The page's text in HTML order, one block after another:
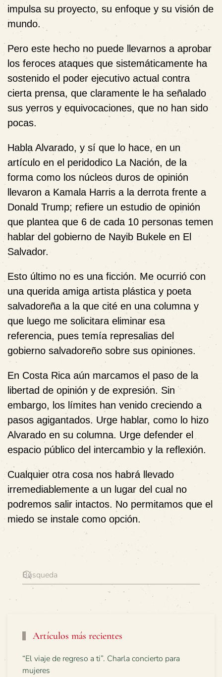
impulsa su proyecto, su enfoque y su visión de
mundo.
Pero este hecho no puede llevarnos a aprobar
los feroces ataques que sistemáticamente ha
sostenido el poder ejecutivo actual contra
cierta prensa, que claramente le ha señalado
sus yerros y equivocaciones, que no han sido
pocas.
Habla Alvarado, y sí que lo hace, en un
artículo en el peridodico La Nación, de la
forma como los núcleos duros de opinión
llevaron a Kamala Harris a la derrota frente a
Donald Trump; refiere un estudio de opinión
que plantea que 6 de cada 10 personas temen
hablar del gobierno de Nayib Bukele en El
Salvador.
Esto último no es una ficción. Me ocurrió con
una querida amiga artista plástica y poeta
salvadoreña a la que cité en una columna y
que luego me solicitara eliminar esa
referencia, pues temía represalias del
gobierno salvadoreño sobre sus opiniones.
En Costa Rica aún marcamos el paso de la
libertad de opinión y de expresión. Sin
embargo, los límites han venido creciendo a
pasos agigantados. Urge hablar, como lo hizo
Alvarado en su columna. Urge defender el
espacio público del intercambio y la reflexión.
Cualquier otra cosa nos habrá llevado
irremediablemente a un lugar del cual no
podremos salir intactos. No permitamos que el
miedo se instale como opción.
Artículos más recientes
“El viaje de regreso a ti”. Charla concierto para
mujeres